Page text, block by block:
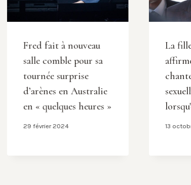
Fred fait à nouveau
salle comble pour sa
tournée surprise
d’arènes en Australie
en « quelques heures »
29 février 2024
La
13